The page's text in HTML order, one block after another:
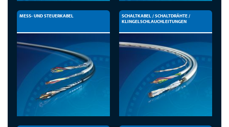
MESS- UND STEUERKABEL
SCHALTKABEL / SCHALTDRÄHTE /
KLINGELSCHLAUCHLEITUNGEN